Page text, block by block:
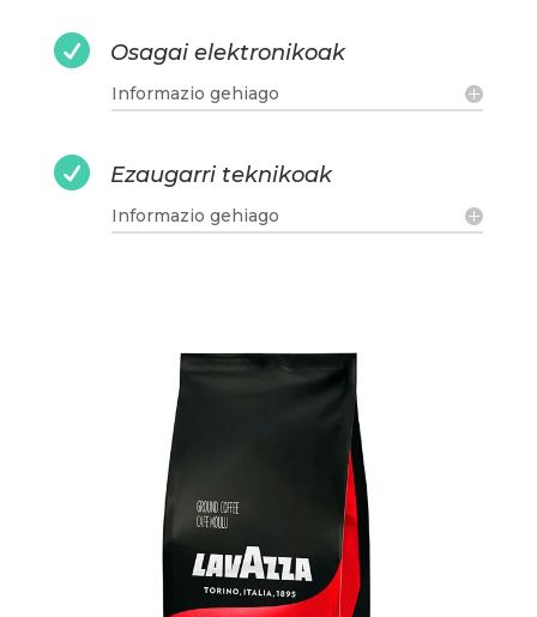
 Osagai elektronikoak
Informazio gehiago
 Ezaugarri teknikoak
Informazio gehiago